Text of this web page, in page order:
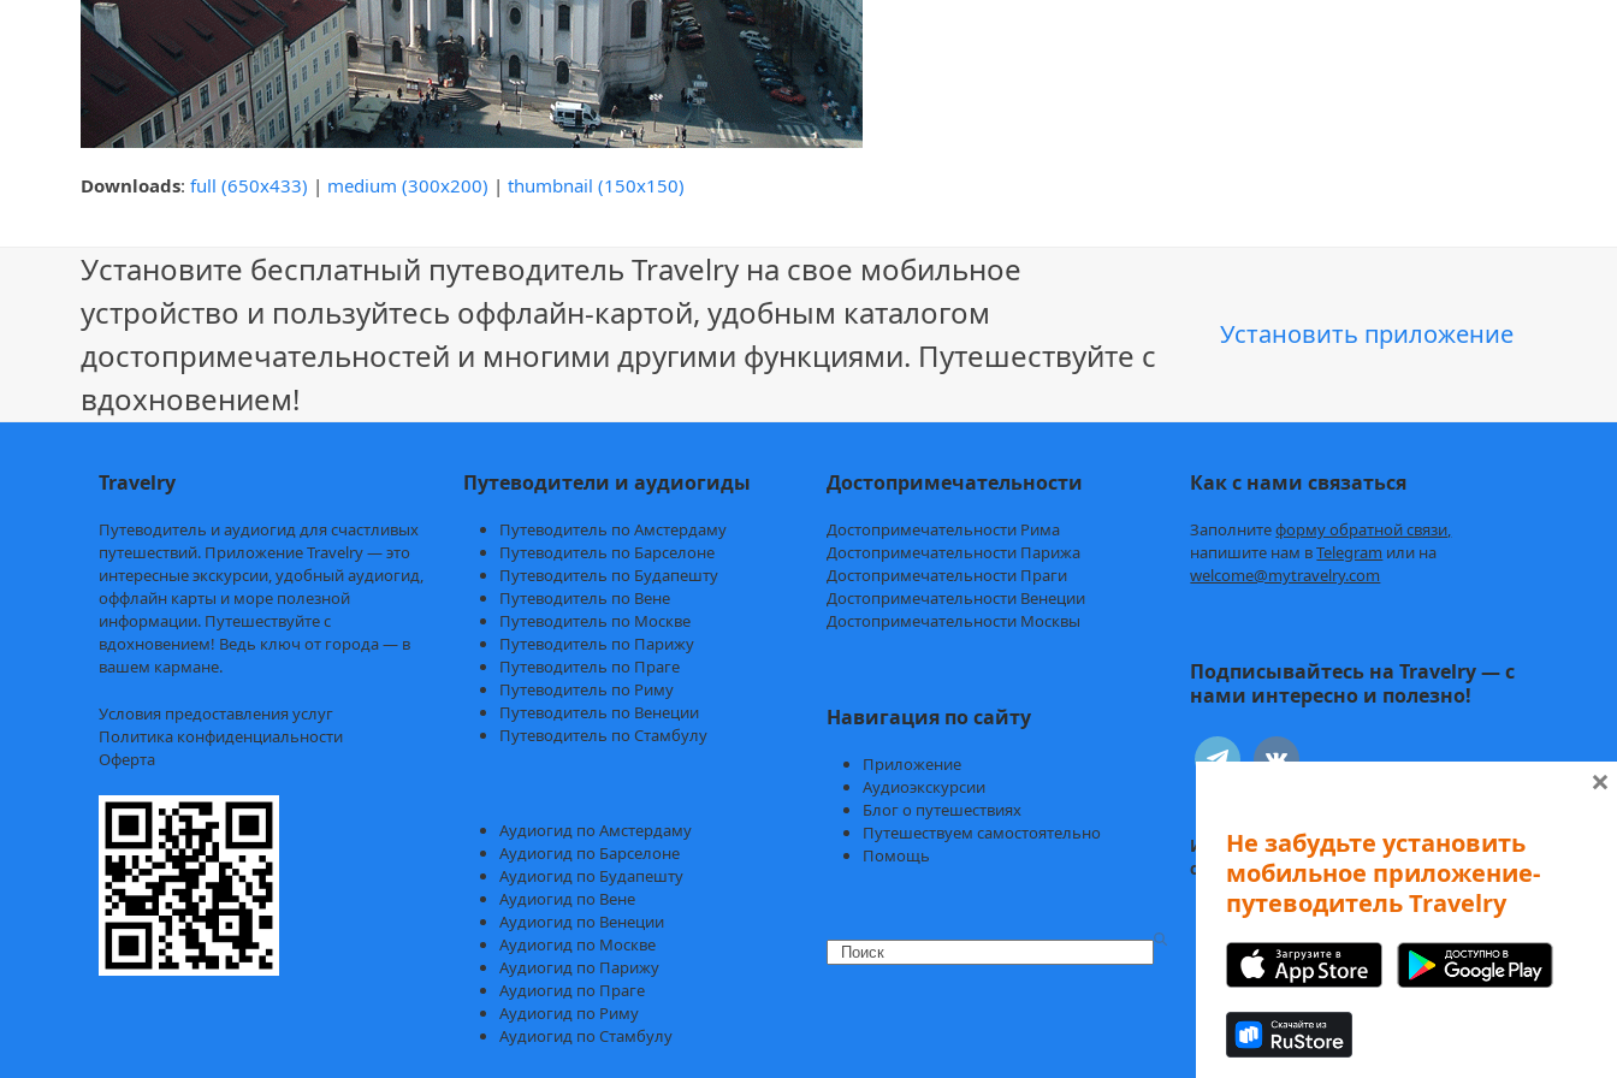
Downloads:full (650x433) | medium (300x200) |thumbnail (150x150)
Установите бесплатный путеводитель Travelry на свое мобильное
устройство и пользуйтесь оффлайн-картой, удобным каталогом
достопримечательностей и многими другими функциями. Путешествуйте с
вдохновением!
Установить приложение
Travelry
Путеводитель и аудиогид для счастливых
путешествий. Приложение Travelry — это
интересные экскурсии, удобный аудиогид,
оффлайн карты и море полезной
информации. Путешествуйте с
вдохновением! Ведь ключ от города — в
вашем кармане.
Условия предоставления услуг
Политика конфиденциальности
Оферта
Путеводители и аудиогиды
Путеводитель по Амстердаму
Путеводитель по Барселоне
Путеводитель по Будапешту
Путеводитель по Вене
Путеводитель по Москве
Путеводитель по Парижу
Путеводитель по Праге
Путеводитель по Риму
Путеводитель по Венеции
Путеводитель по Стамбулу
Аудиогид по Амстердаму
Аудиогид по Барселоне
Аудиогид по Будапешту
Аудиогид по Вене
Аудиогид по Венеции
Аудиогид по Москве
Аудиогид по Парижу
Аудиогид по Праге
Аудиогид по Риму
Аудиогид по Стамбулу
Достопримечательности
Достопримечательности Рима
Достопримечательности Парижа
Достопримечательности Праги
Достопримечательности Венеции
Достопримечательности Москвы
Навигация по сайту
Приложение
Аудиоэкскурсии
Блог о путешествиях
Путешествуем самостоятельно
Помощь
Search
Как с нами связаться
Заполнитеформу обратной связи,
напишите нам вTelegram или на
welcome@mytravelry.com
Подписывайтесь на Travelry — с
нами интересно и полезно!
telegramvkontakte
Иду к себе:Статьи о психологии и
саморазвитии
Не забудьте установить
мобильное приложение-
путеводитель Travelry
×